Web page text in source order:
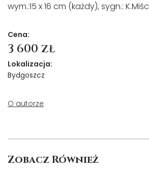
wym.:15 x 16 cm (każdy), sygn.:
Cena:
3 600 zł
Lokalizacja:
Bydgoszcz
O autorze
Zobacz Również